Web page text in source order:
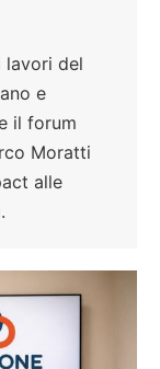
lavori del
e
il forum
Moratti
alle